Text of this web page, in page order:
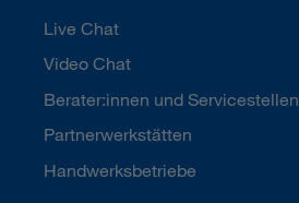
Live Chat
Video Chat
Berater:innen und Servicestellen
Partnerwerkstätten
Handwerksbetriebe